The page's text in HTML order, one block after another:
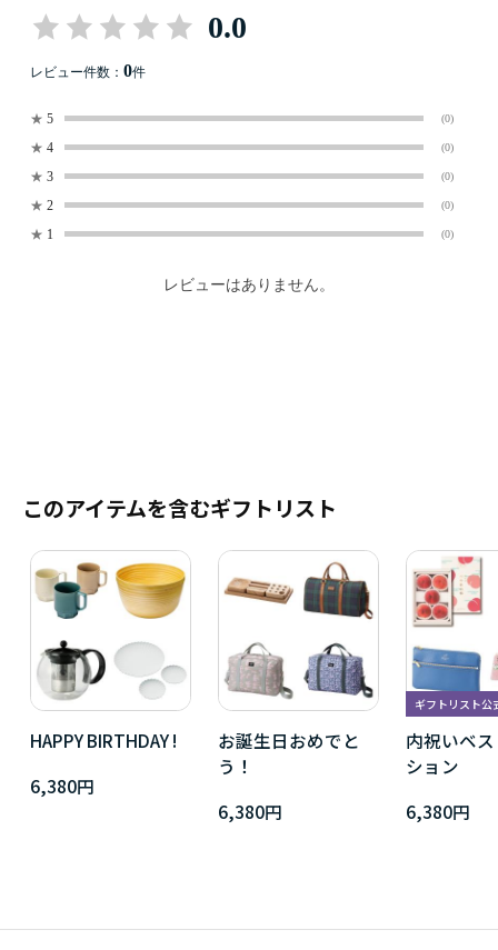
0.0
レビュー件数： 0件
★ 5 (0)
★ 4 (0)
★ 3 (0)
★ 2 (0)
★ 1 (0)
レビューはありません。
このアイテムを含むギフトリスト
HAPPY BIRTHDAY !
6,380円
お誕生日おめでと
う！
6,380円
ギフトリスト公
内祝いベ
ション
6,380円